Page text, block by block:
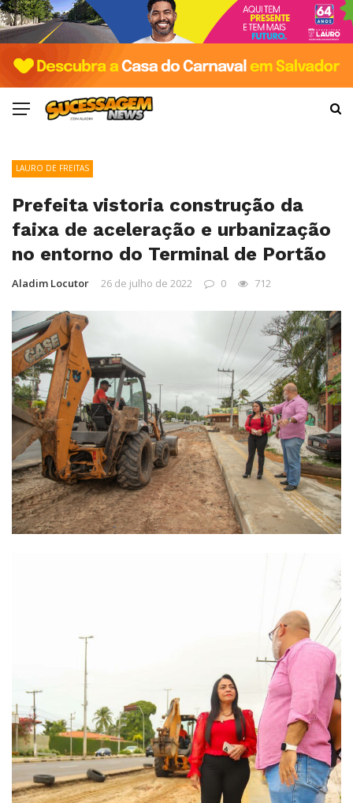
LAURO DE FREITAS
Prefeita vistoria construção da
faixa de aceleração e urbanização
no entorno do Terminal de Portão
Aladim Locutor 26 de julho de 2022 0 712